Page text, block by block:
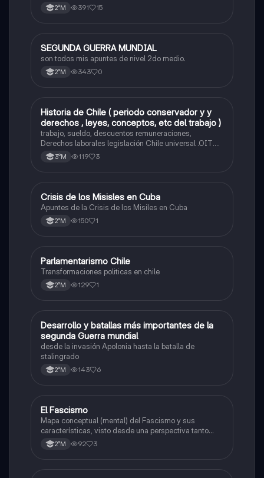
2°M 391 15
Historia
SEGUNDA GUERRA MUNDIAL
son todos mis apuntes de nivel 2do medio.
2°M 343 0
Historia
Historia de Chile ( periodo conservador y y
derechos , leyes, conceptos, etc del trabajo )
trabajo, sueldo, descuentos remuneraciones,
Derechos laborales legislación Chile universal .OIT.
Evolución de las org. trabajadores de Chile. Evolución
legislación laboral en Chile. Mecanismos protección a
3°M 119 3
Historia
Crisis de los Misisles en Cuba
Apuntes de la Crisis de los Misiles en Cuba
2°M 150 1
Historia
Parlamentarismo Chile
Transformaciones politicas en chile
2°M 129 1
Historia
Desarrollo y batallas más importantes de la
segunda Guerra mundial
desde la invasión Apolonia hasta la batalla de
stalingrado
2°M 143 6
Historia
El Fascismo
Mapa conceptual (mental) del Fascismo y sus
características, visto desde una perspectiva tanto
como política, cultural y económica/social.
2°M 92 3